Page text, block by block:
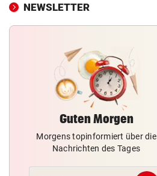
NEWSLETTER
Guten Morgen
Morgens topinformiert über die
Nachrichten des Tages